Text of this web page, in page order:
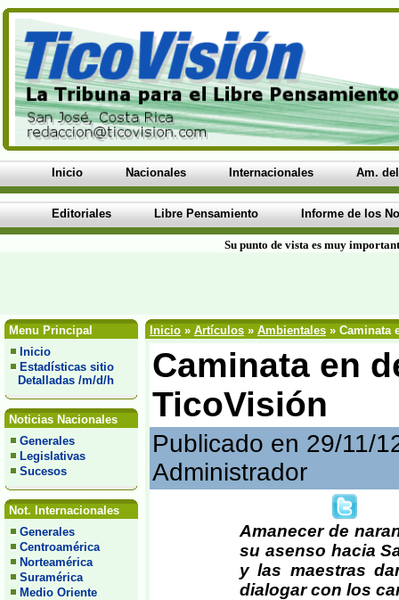
Inicio Nacionales Internacionales Am.
Editoriales Libre Pensamiento Informe de los
Su punto de vista es muy
Menu Principal
Inicio
Estadísticas sitio
Detalladas /m/d/h
Noticias Nacionales
Generales
Legislativas
Sucesos
Not. Internacionales
Generales
Centroamérica
Norteamérica
Suramérica
Medio Oriente
Inicio » Artículos » Ambientales » Caminata
Caminata en
TicoVisión
Publicado en 29/11/
Administrador
Amanecer de
su asenso hacia
y las maestras
dialogar con los